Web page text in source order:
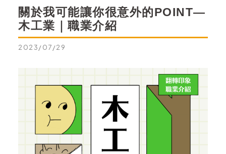
關於我可能讓你很意外的POINT—
木工業｜職業介紹
2023/07/29